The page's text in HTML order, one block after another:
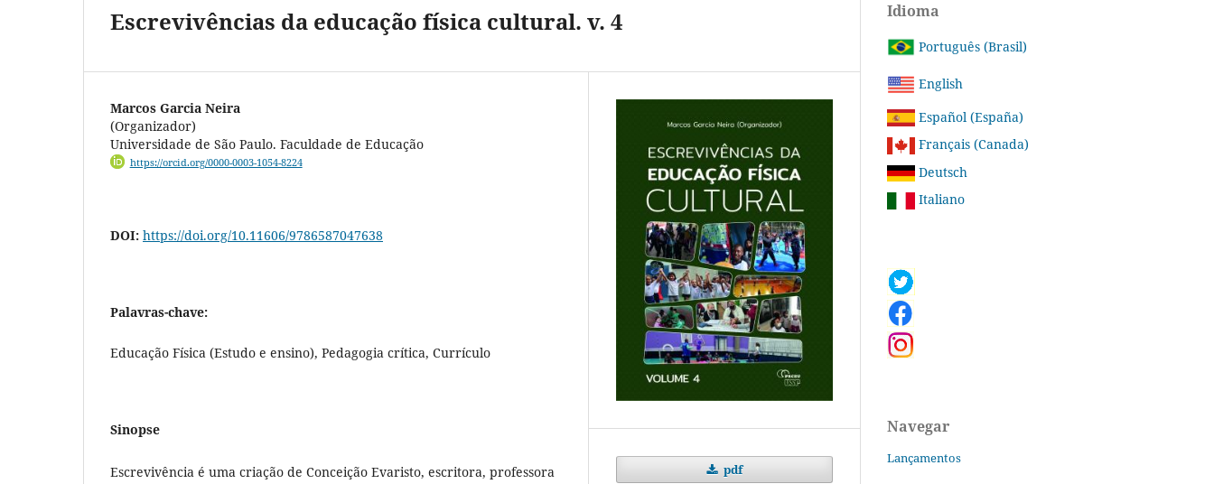
Escrevivências da educação física cultural. v. 4
Marcos Garcia Neira
(Organizador)
Universidade de São Paulo. Faculdade de Educação
https://orcid.org/0000-0003-1054-8224
DOI: https://doi.org/10.11606/9786587047638
Palavras-chave:
Educação Física (Estudo e ensino), Pedagogia crítica, Currículo
Sinopse
Escrevivência é uma criação de Conceição Evaristo, escritora, professora
pdf
Idioma
Português (Brasil)
English
Español (España)
Français (Canada)
Deutsch
Italiano
Navegar
Lançamentos